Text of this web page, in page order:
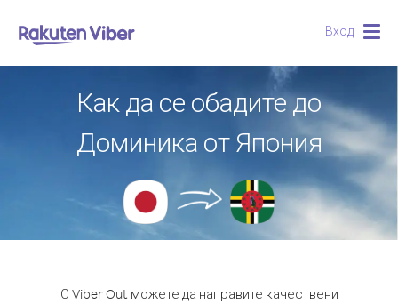
Вход
Как да се обадите до
Доминика от Япония
С Viber Out можете да направите качествени